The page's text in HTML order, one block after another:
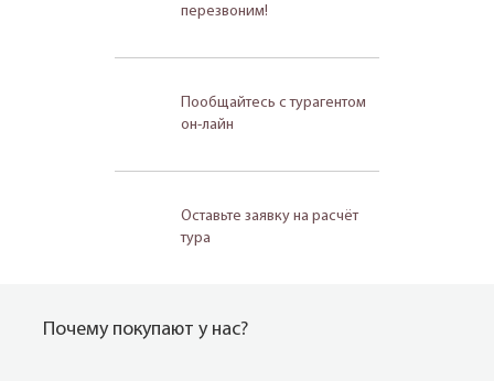
перезвоним!
Пообщайтесь с турагентом
он-лайн
Оставьте заявку на расчёт
тура
Почему покупают у нас?